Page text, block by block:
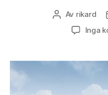
Av rikard
Inga